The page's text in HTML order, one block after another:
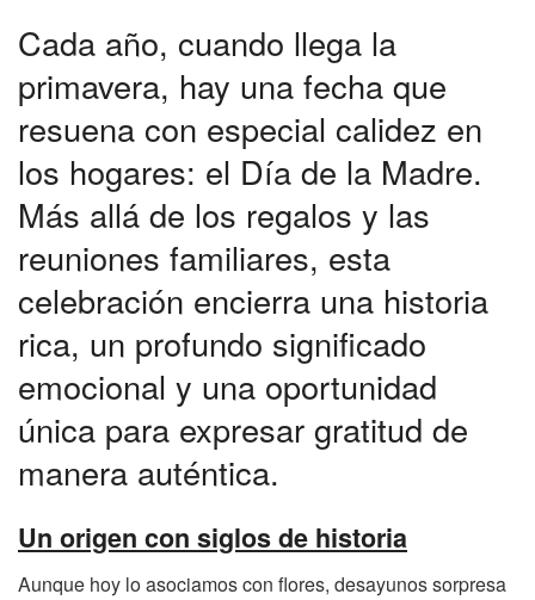
Cada año, cuando llega la
primavera, hay una fecha que
resuena con especial calidez en
los hogares: el Día de la Madre.
Más allá de los regalos y las
reuniones familiares, esta
celebración encierra una historia
rica, un profundo significado
emocional y una oportunidad
única para expresar gratitud de
manera auténtica.
Un origen con siglos de historia
Aunque hoy lo asociamos con flores, desayunos sorpresa